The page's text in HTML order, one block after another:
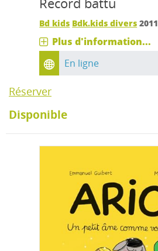
Bd kids Bdk.kids divers 2011
Plus d'information...
En ligne
Réserver
Disponible